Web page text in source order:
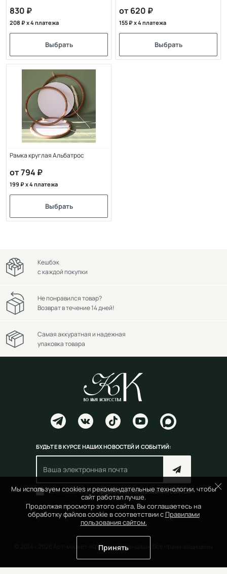
830
208 x 4 платежа
Выбрать
от 620
155 x 4 платежа
Выбрать
Рамка круглая Альбатрос
от 794
199 x 4 платежа
Выбрать
Мы используем cookies и рекомендательные технологии, чтобы
сайт работал лучше.
Продолжая просмотр этого сайта, Вы соглашаетесь на
обработку файлов cookie в соответствии с Правилами
пользования сайтом.
Принять
Кешбэк
с каждой покупки
Не понравился товар?
Возврат в течение 14 дней!
Самая аккуратная и надежная
упаковка товара
БУДЬТЕ В КУРСЕ НАШИХ НОВОСТЕЙ И СОБЫТИЙ:
Согласен(на) справилами пользования сайтом
© 2014 - 2026 Арт-маркет «Красный Карандаш». Все права защищены